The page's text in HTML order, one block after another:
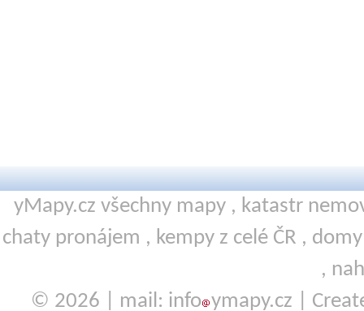
yMapy.cz všechny mapy , katastr
chaty pronájem , kempyz celé ČR ,
,
© 2026 | mail: info ymapy.cz |